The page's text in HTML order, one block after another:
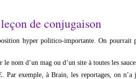
de conjugaison
hyper politico-importante. On pourrait
nom d’un mag ou d’un site à toutes les
Par exemple, à Brain, les reportages, on n’a